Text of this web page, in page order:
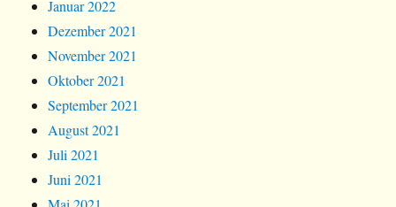
Januar 2022
Dezember 2021
November 2021
Oktober 2021
September 2021
August 2021
Juli 2021
Juni 2021